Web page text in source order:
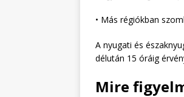
• Más régiókban
A nyugati és
délután 15 óráig
Mire